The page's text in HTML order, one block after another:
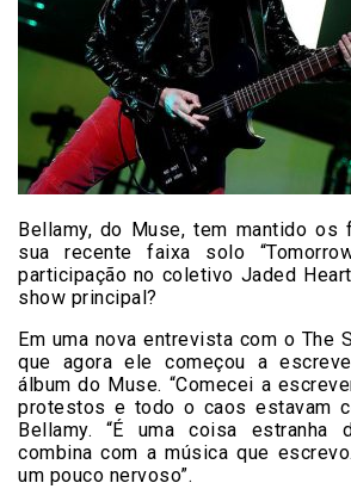
Bellamy, do Muse, tem mantido os
sua recente faixa solo
participação no coletivo Jaded
show principal?
Em uma nova entrevista com o The
que agora ele começou a
álbum do Muse. “Comecei a
protestos e todo o caos estavam
Bellamy. “É uma coisa
combina com a música que
um pouco nervoso”.